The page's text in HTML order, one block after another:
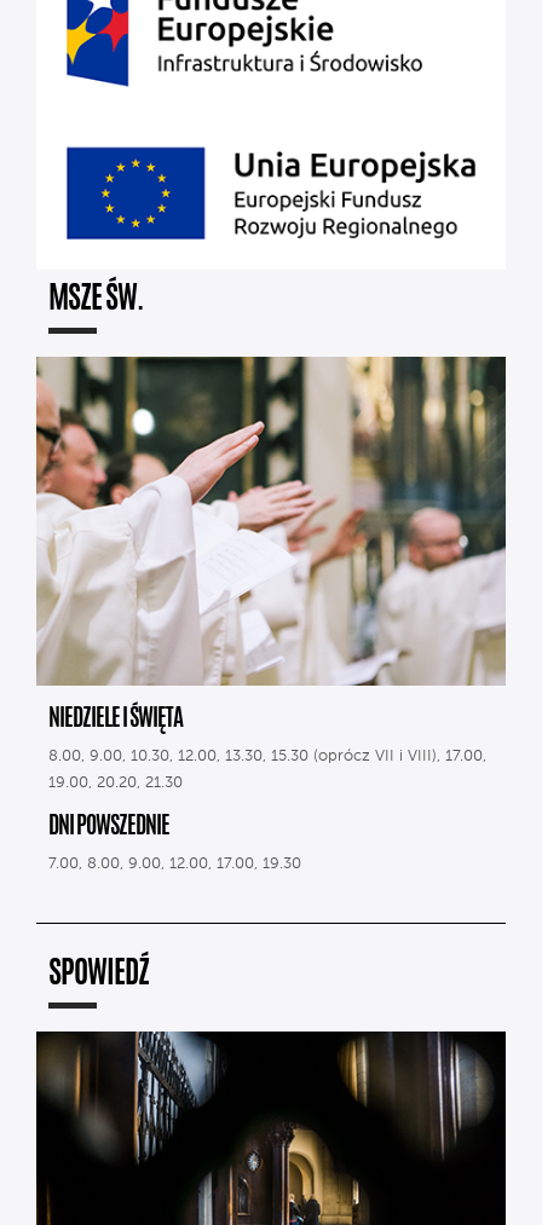
MSZE ŚW.
NIEDZIELE I ŚWIĘTA
8.00, 9.00, 10.30, 12.00, 13.30, 15.30 (oprócz VII i VIII), 17.00,
19.00, 20.20, 21.30
DNI POWSZEDNIE
7.00, 8.00, 9.00, 12.00, 17.00, 19.30
SPOWIEDŹ